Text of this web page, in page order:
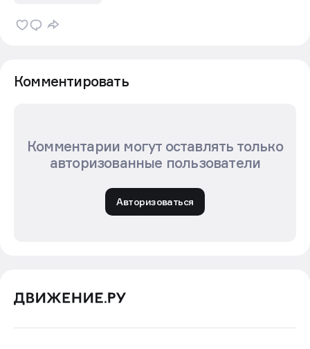
Комментировать
Комментарии могут оставлять только
авторизованные пользователи
Авторизоваться